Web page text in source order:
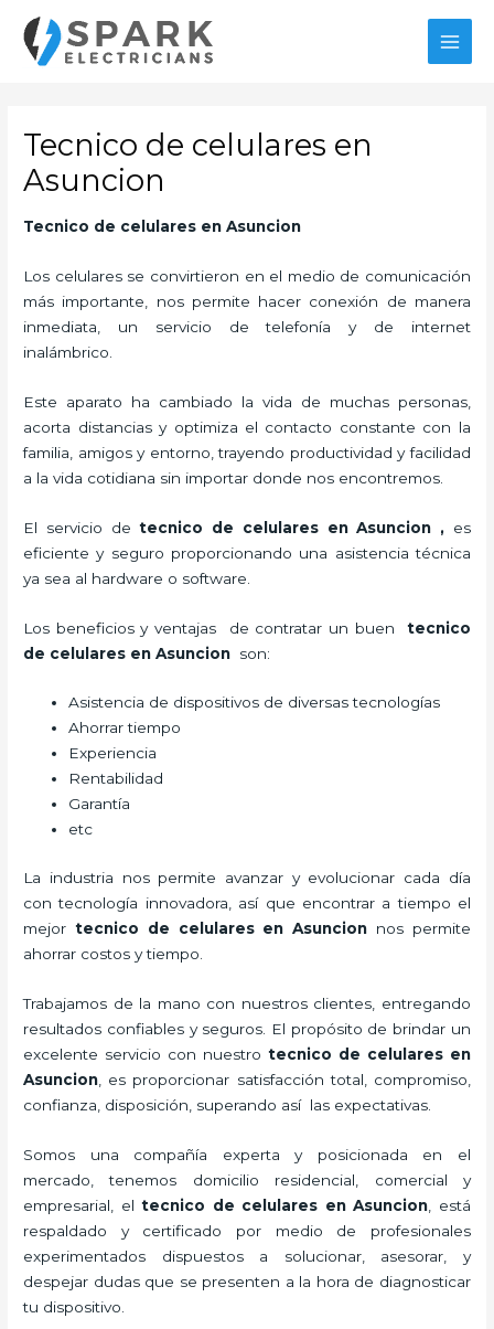
contenido
Tecnico de celulares en
Asuncion
Tecnico de celulares en Asuncion
Los celulares se convirtieron en el medio de comunicación
más importante, nos permite hacer conexión de manera
inmediata, un servicio de telefonía y de internet
inalámbrico.
Este aparato ha cambiado la vida de muchas personas,
acorta distancias y optimiza el contacto constante con la
familia, amigos y entorno, trayendo productividad y facilidad
a la vida cotidiana sin importar donde nos encontremos.
El servicio detecnico de celulares en Asuncion , es
eficiente y seguro proporcionando una asistencia técnica
ya sea al hardware o software.
Los beneficios y ventajas de contratar un buen tecnico
de celulares en Asuncion son:
Asistencia de dispositivos de diversas tecnologías
Ahorrar tiempo
Experiencia
Rentabilidad
Garantía
etc
La industria nos permite avanzar y evolucionar cada día
con tecnología innovadora, así que encontrar a tiempo el
mejor tecnico de celulares en Asuncion nos permite
ahorrar costos y tiempo.
Trabajamos de la mano con nuestros clientes, entregando
resultados confiables y seguros. El propósito de brindar un
excelente servicio con nuestro tecnico de celulares en
Asuncion , es proporcionar satisfacción total, compromiso,
confianza, disposición, superando así las expectativas.
Somos una compañía experta y posicionada en el
mercado, tenemos domicilio residencial, comercial y
empresarial, eltecnico de celulares en Asuncion , está
respaldado y certificado por medio de profesionales
experimentados dispuestos a solucionar, asesorar, y
despejar dudas que se presenten a la hora de diagnosticar
tu dispositivo.